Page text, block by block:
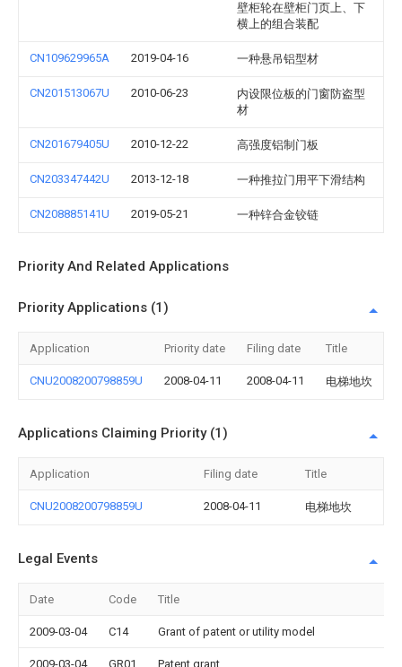
壁柜轮在壁柜门页上、下
横上的组合装配
CN109629965A 2019-04-16 一种悬吊铝型材
CN201513067U 2010-06-23
内设限位板的门窗防盗型
材
CN201679405U 2010-12-22 高强度铝制门板
CN203347442U 2013-12-18 一种推拉门用平下滑结构
CN208885141U 2019-05-21 一种锌合金铰链
Priority And Related Applications
Priority Applications (1)
Application Priority date Filing date Title
CNU2008200798859U 2008-04-11 2008-04-11 电梯地坎
Applications Claiming Priority (1)
Application Filing date Title
CNU2008200798859U 2008-04-11 电梯地坎
Legal Events
Date Code Title
2009-03-04 C14 Grant of patent or utility model
2009-03-04 GR01 Patent grant